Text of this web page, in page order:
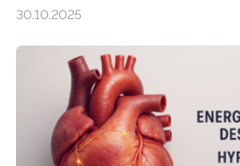
behandelt werden kann. In ihrer
Oncology, zeigen die Forschenden,
aus Gewebe von Patientinnen und
sogenannte Organoide – genutzt
vorab zu prüfen, welche
wirken. Dabei wurde ein Eiweiß
als Biomarker für die Wahl der
30.10.2025